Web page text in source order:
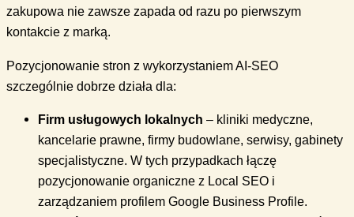
zakupowa nie zawsze zapada od razu po pierwszym
kontakcie z marką.
Pozycjonowanie stron z wykorzystaniem AI-SEO
szczególnie dobrze działa dla:
Firm usługowych lokalnych – kliniki medyczne,
kancelarie prawne, firmy budowlane, serwisy, gabinety
specjalistyczne. W tych przypadkach łączę
pozycjonowanie organiczne z Local SEO i
zarządzaniem profilem Google Business Profile.